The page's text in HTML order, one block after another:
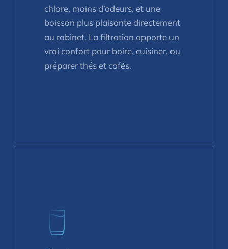
chlore, moins d’odeurs, et une
boisson plus plaisante directement
au robinet. La filtration apporte un
vrai confort pour boire, cuisiner, ou
préparer thés et cafés.